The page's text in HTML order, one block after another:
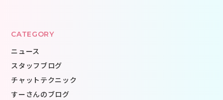
CATEGORY
ニュース
スタッフブログ
チャットテクニック
すーさんのブログ